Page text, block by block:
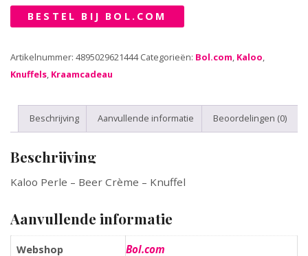
BESTEL BIJ BOL.COM
Artikelnummer: 4895029621444 Categorieën: Bol.com, Kaloo,
Knuffels, Kraamcadeau
Beschrijving Aanvullende informatie Beoordelingen (0)
Beschrijving
Kaloo Perle – Beer Crème – Knuffel
Aanvullende informatie
Webshop Bol.com